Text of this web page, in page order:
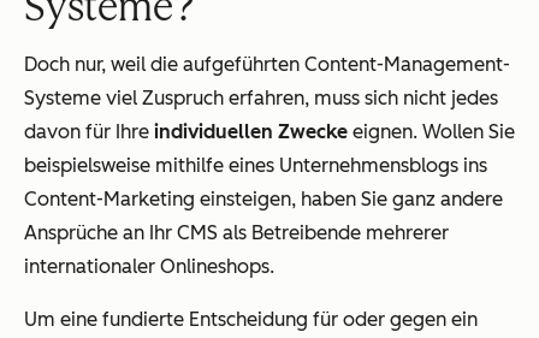
Doch nur, weil die aufgeführten Content-Management-
Systeme viel Zuspruch erfahren, muss sich nicht jedes
davon für Ihre individuellen Zwecke eignen. Wollen Sie
beispielsweise mithilfe eines Unternehmensblogs ins
Content-Marketing einsteigen, haben Sie ganz andere
Ansprüche an Ihr CMS als Betreibende mehrerer
internationaler Onlineshops.
Um eine fundierte Entscheidung für oder gegen ein